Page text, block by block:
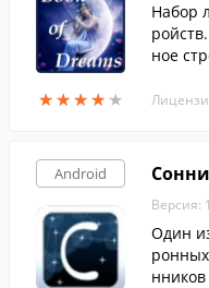
★★★★ ★
★★★★ ★
Набор
ное
ркие,
о,
Android
Версия:
Один